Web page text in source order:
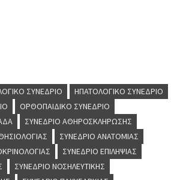
ΣΥΝΈΔΡΙΟ
ΗΠΑΤΟΛΟΓΙΚΌ ΣΥΝΈΔΡΙΟ
ΟΡΘΟΠΑΙΔΙΚΌ ΣΥΝΈΔΡΙΟ
ΣΥΝΈΔΡΙΟ ΑΘΗΡΟΣΚΛΉΡΩΣΗΣ
ΣΥΝΈΔΡΙΟ ΑΝΑΤΟΜΊΑΣ
ΣΥΝΈΔΡΙΟ ΕΠΙΛΗΨΊΑΣ
ΣΥΝΈΔΡΙΟ ΝΟΣΗΛΕΥΤΙΚΉΣ